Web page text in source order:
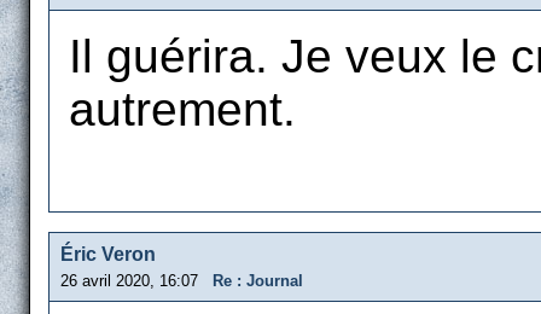
Il guérira. Je veux le
autrement.
Éric Veron
26 avril 2020, 16:07 Re : Journal